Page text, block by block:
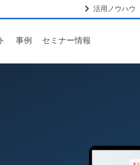
活用ノウハウ
事例 セミナー情報